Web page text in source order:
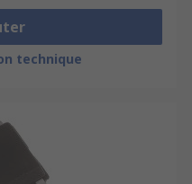
technique